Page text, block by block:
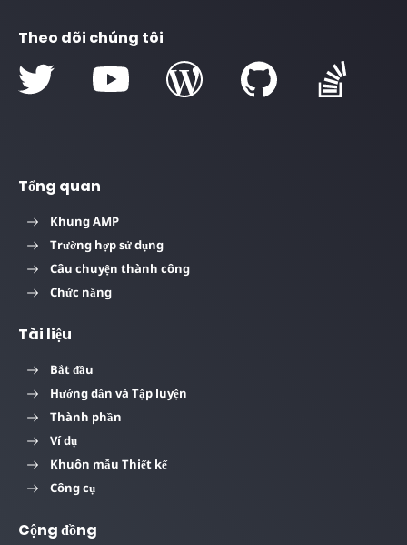
Theo dõi chúng tôi
Tổng quan
Khung AMP
Trường hợp sử dụng
Câu chuyện thành công
Chức năng
Tài liệu
Bắt đầu
Hướng dẫn và Tập luyện
Thành phần
Ví dụ
Khuôn mẫu Thiết kế
Công cụ
Cộng đồng